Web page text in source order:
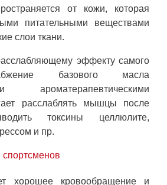
от кожи, которая
питательными веществами
слои ткани.
эффекту самого
базового масла
ароматерапевтическими
расслаблять мышцы после
токсины целлюлите,
и пр.
хорошее кровообращение и